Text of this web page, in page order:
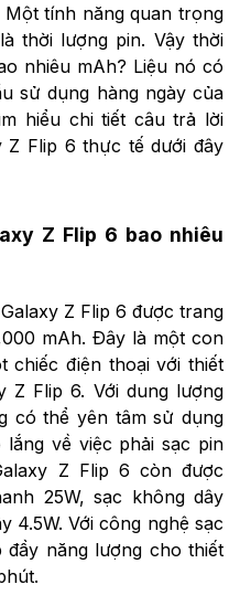
tính năng quan trọng
thời lượng pin. Vậy thời
nhiêu mAh? Liệu nó có
sử dụng hàng ngày của
hiểu chi tiết câu trả lời
Z Flip 6 thực tế dưới đây
Z Flip 6 bao nhiêu
Z Flip 6 được trang
mAh. Đây là một con
chiếc điện thoại với thiết
Z Flip 6. Với dung lượng
có thể yên tâm sử dụng
về việc phải sạc pin
Z Flip 6 còn được
25W, sạc không dây
4.5W. Với công nghệ sạc
năng lượng cho thiết